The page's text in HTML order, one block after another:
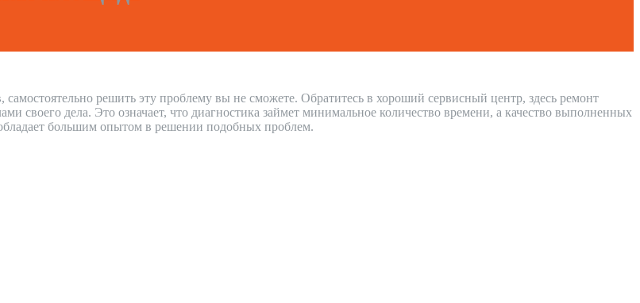
решить эту проблему вы не сможете. Обратитесь в хороший сервисный центр, здесь ремонт
дела. Это означает, что диагностика займет минимальное количество времени, а качество выполненных
большим опытом в решении подобных проблем.